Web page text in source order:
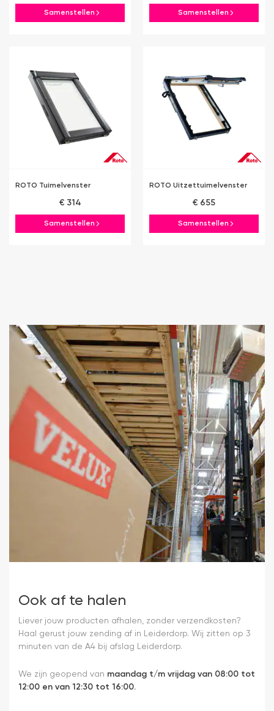
Samenstellen Samenstellen
ROTO Tuimelvenster
€ 314
Samenstellen
ROTO Uitzettuimelvenster
€ 655
Samenstellen
Ook af te halen
Liever jouw producten afhalen, zonder verzendkosten?
Haal gerust jouw zending af in Leiderdorp. Wij zitten op 3
minuten van de A4 bij afslag Leiderdorp.
We zijn geopend van maandag t/m vrijdag van 08:00 tot
12:00 en van 12:30 tot 16:00.